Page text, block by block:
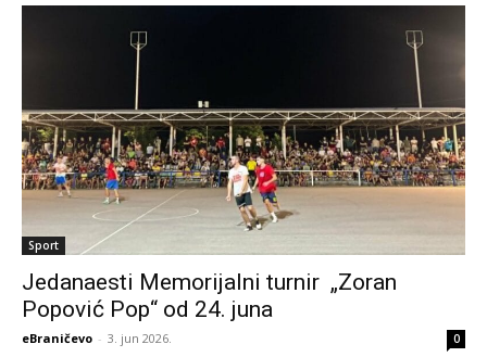
Sport
Jedanaesti Memorijalni turnir „Zoran
Popović Pop“ od 24. juna
eBraničevo - 3. jun 2026. 0